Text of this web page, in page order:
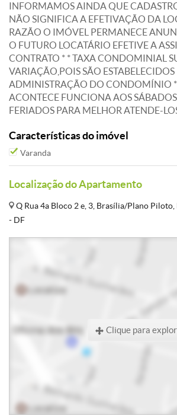
INFORMAMOS AINDA QUE
NÃO SIGNIFICA A EFETIVAÇÃO DA
RAZÃO O IMÓVEL PERMANECE
O FUTURO LOCATÁRIO EFETIVE A
CONTRATO * * TAXA CONDOMINIAL
VARIAÇÃO,POIS SÃO ESTABELECIDOS
ADMINISTRAÇÃO DO CONDOMÍNIO
ACONTECE FUNCIONA AOS
FERIADOS PARA MELHOR ATENDE-
Características do imóvel
Varanda
Localização do Apartamento
Q Rua 4a Bloco 2 e, 3, Brasília/Plano
- DF
Clique para